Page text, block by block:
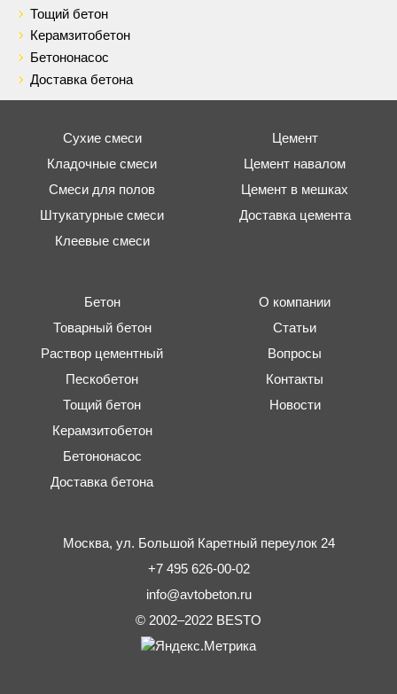
Тощий бетон
Керамзитобетон
Бетононасос
Доставка бетона
Сухие смеси
Кладочные смеси
Смеси для полов
Штукатурные смеси
Клеевые смеси
Цемент
Цемент навалом
Цемент в мешках
Доставка цемента
Бетон
Товарный бетон
Раствор цементный
Пескобетон
Тощий бетон
Керамзитобетон
Бетононасос
Доставка бетона
О компании
Статьи
Вопросы
Контакты
Новости
Москва, ул. Большой Каретный переулок 24
+7 495 626-00-02
info@avtobeton.ru
© 2002–2022 BESTO